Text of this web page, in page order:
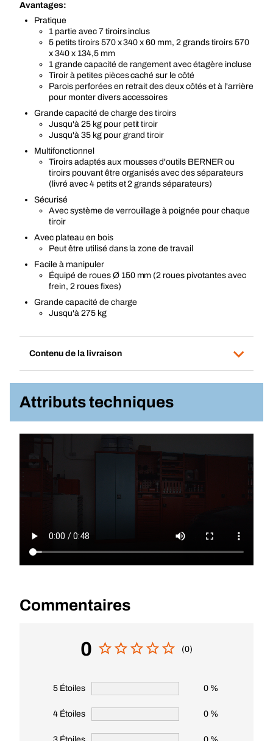
Avantages:
Pratique
1 partie avec 7 tiroirs inclus
5 petits tiroirs 570 x 340 x 60 mm, 2 grands tiroirs 570
x 340 x 134,5 mm
1 grande capacité de rangement avec étagère incluse
Tiroir à petites pièces caché sur le côté
Parois perforées en retrait des deux côtés et à l'arrière
pour monter divers accessoires
Grande capacité de charge des tiroirs
Jusqu'à 25 kg pour petit tiroir
Jusqu'à 35 kg pour grand tiroir
Multifonctionnel
Tiroirs adaptés aux mousses d'outils BERNER ou
tiroirs pouvant être organisés avec des séparateurs
(livré avec 4 petits et 2 grands séparateurs)
Sécurisé
Avec système de verrouillage à poignée pour chaque
tiroir
Avec plateau en bois
Peut être utilisé dans la zone de travail
Facile à manipuler
Équipé de roues Ø 150 mm (2 roues pivotantes avec
frein, 2 roues fixes)
Grande capacité de charge
Jusqu'à 275 kg
Contenu de la livraison
Attributs techniques
Commentaires
0 (0)
5 Étoiles 0 %
4 Étoiles 0 %